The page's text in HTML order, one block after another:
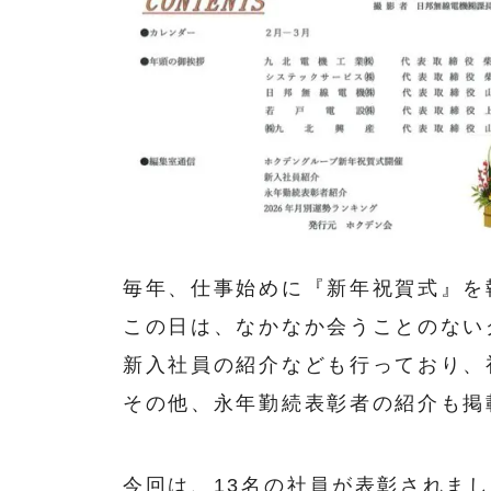
毎年、仕事始めに『新年祝賀式』
この日は、なかなか会うことのな
新入社員の紹介なども行っており
その他、永年勤続表彰者の紹介も
今回は、13名の社員が表彰されま